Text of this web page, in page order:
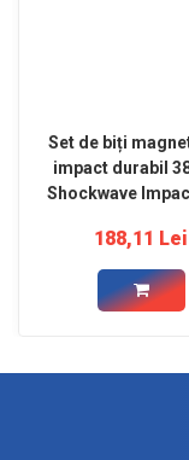
Set de biți
impact durabil
Shockwave
188,11 Lei